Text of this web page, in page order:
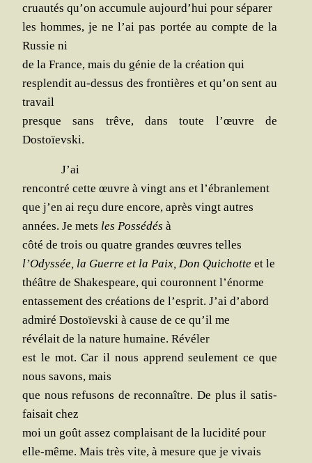
cruau­tés qu’on accu­mule aujourd’hui pour séparer
les hommes, je ne l’ai pas por­tée au compte de la
Rus­sie ni
de la France, mais du génie de la créa­tion qui
res­plen­dit au-des­sus des fron­tières et qu’on sent au
travail
presque sans trêve, dans toute l’œuvre de
Dostoïevski.
J’ai
ren­con­tré cette œuvre à vingt ans et l’ébranlement
que j’en ai reçu dure encore, après vingt autres
années. Je mets les Pos­sé­dés à
côté de trois ou quatre grandes œuvres telles
l’Odyssée, la Guerre et la Paix, Don Qui­chotte et le
théâtre de Sha­kes­peare, qui cou­ronnent l’énorme
entas­se­ment des créa­tions de l’esprit. J’ai d’abord
admi­ré Dos­toïevs­ki à cause de ce qu’il me
révé­lait de la nature humaine. Révéler
est le mot. Car il nous apprend seule­ment ce que
nous savons, mais
que nous refu­sons de recon­naître. De plus il satis­
fai­sait chez
moi un goût assez com­plai­sant de la luci­di­té pour
elle-même. Mais très vite, à mesure que je vivais